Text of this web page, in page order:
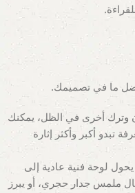
ما في تصميمك.
وترك أخرى في الظل، يمكنك
تبدو أكبر وأكثر إثارة
لوحة فنية عادية إلى
ملمس جدار حجري، أو يبرز